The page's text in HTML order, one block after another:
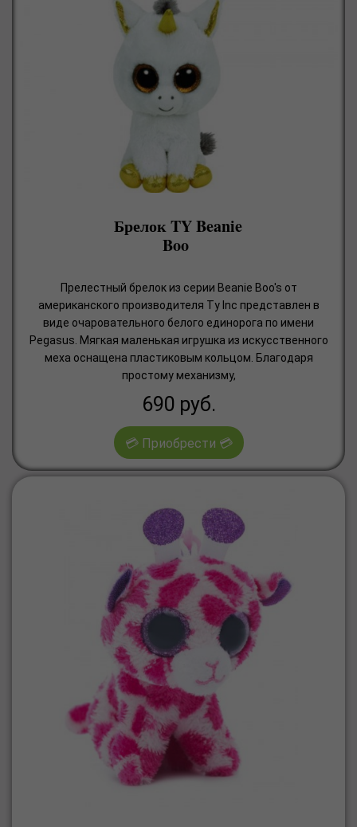
Брелок TY Beanie
Boo
Прелестный брелок из серии Beanie Boo's от
американского производителя Ty Inc представлен в
виде очаровательного белого единорога по имени
Pegasus. Мягкая маленькая игрушка из искусственного
меха оснащена пластиковым кольцом. Благодаря
простому механизму,
690 руб.
💳 Приобрести 💳